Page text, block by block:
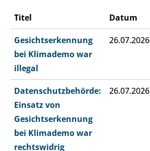
Titel Datum
Gesichtserkennung
bei Klimademo war
illegal
26.07.2026
Datenschutzbehörde:
Einsatz von
Gesichtserkennung
bei Klimademo war
rechtswidrig
26.07.2026